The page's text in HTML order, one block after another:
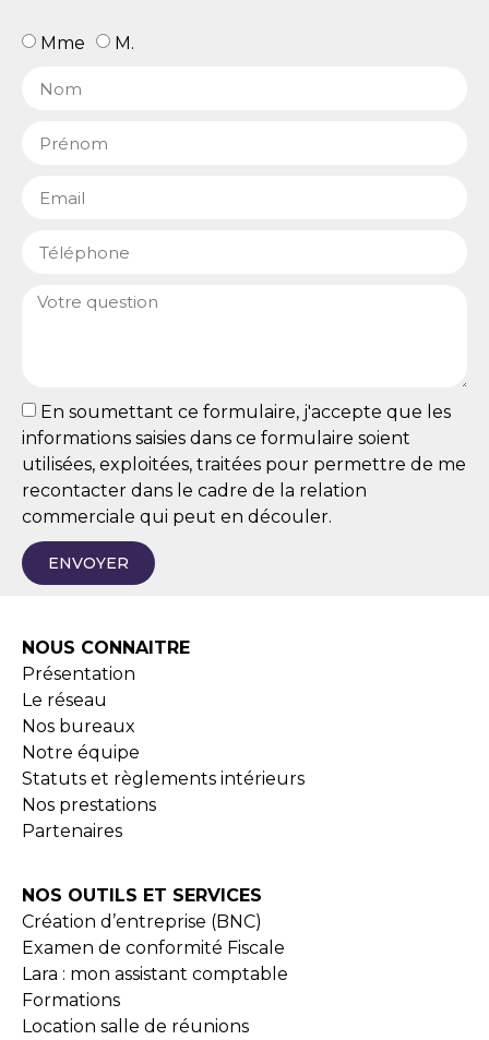
Mme M.
En soumettant ce formulaire, j'accepte que les
informations saisies dans ce formulaire soient
utilisées, exploitées, traitées pour permettre de me
recontacter dans le cadre de la relation
commerciale qui peut en découler.
ENVOYER
NOUS CONNAITRE
Présentation
Le réseau
Nos bureaux
Notre équipe
Statuts et règlements intérieurs
Nos prestations
Partenaires
NOS OUTILS ET SERVICES
Création d’entreprise (BNC)
Examen de conformité Fiscale
Lara : mon assistant comptable
Formations
Location salle de réunions